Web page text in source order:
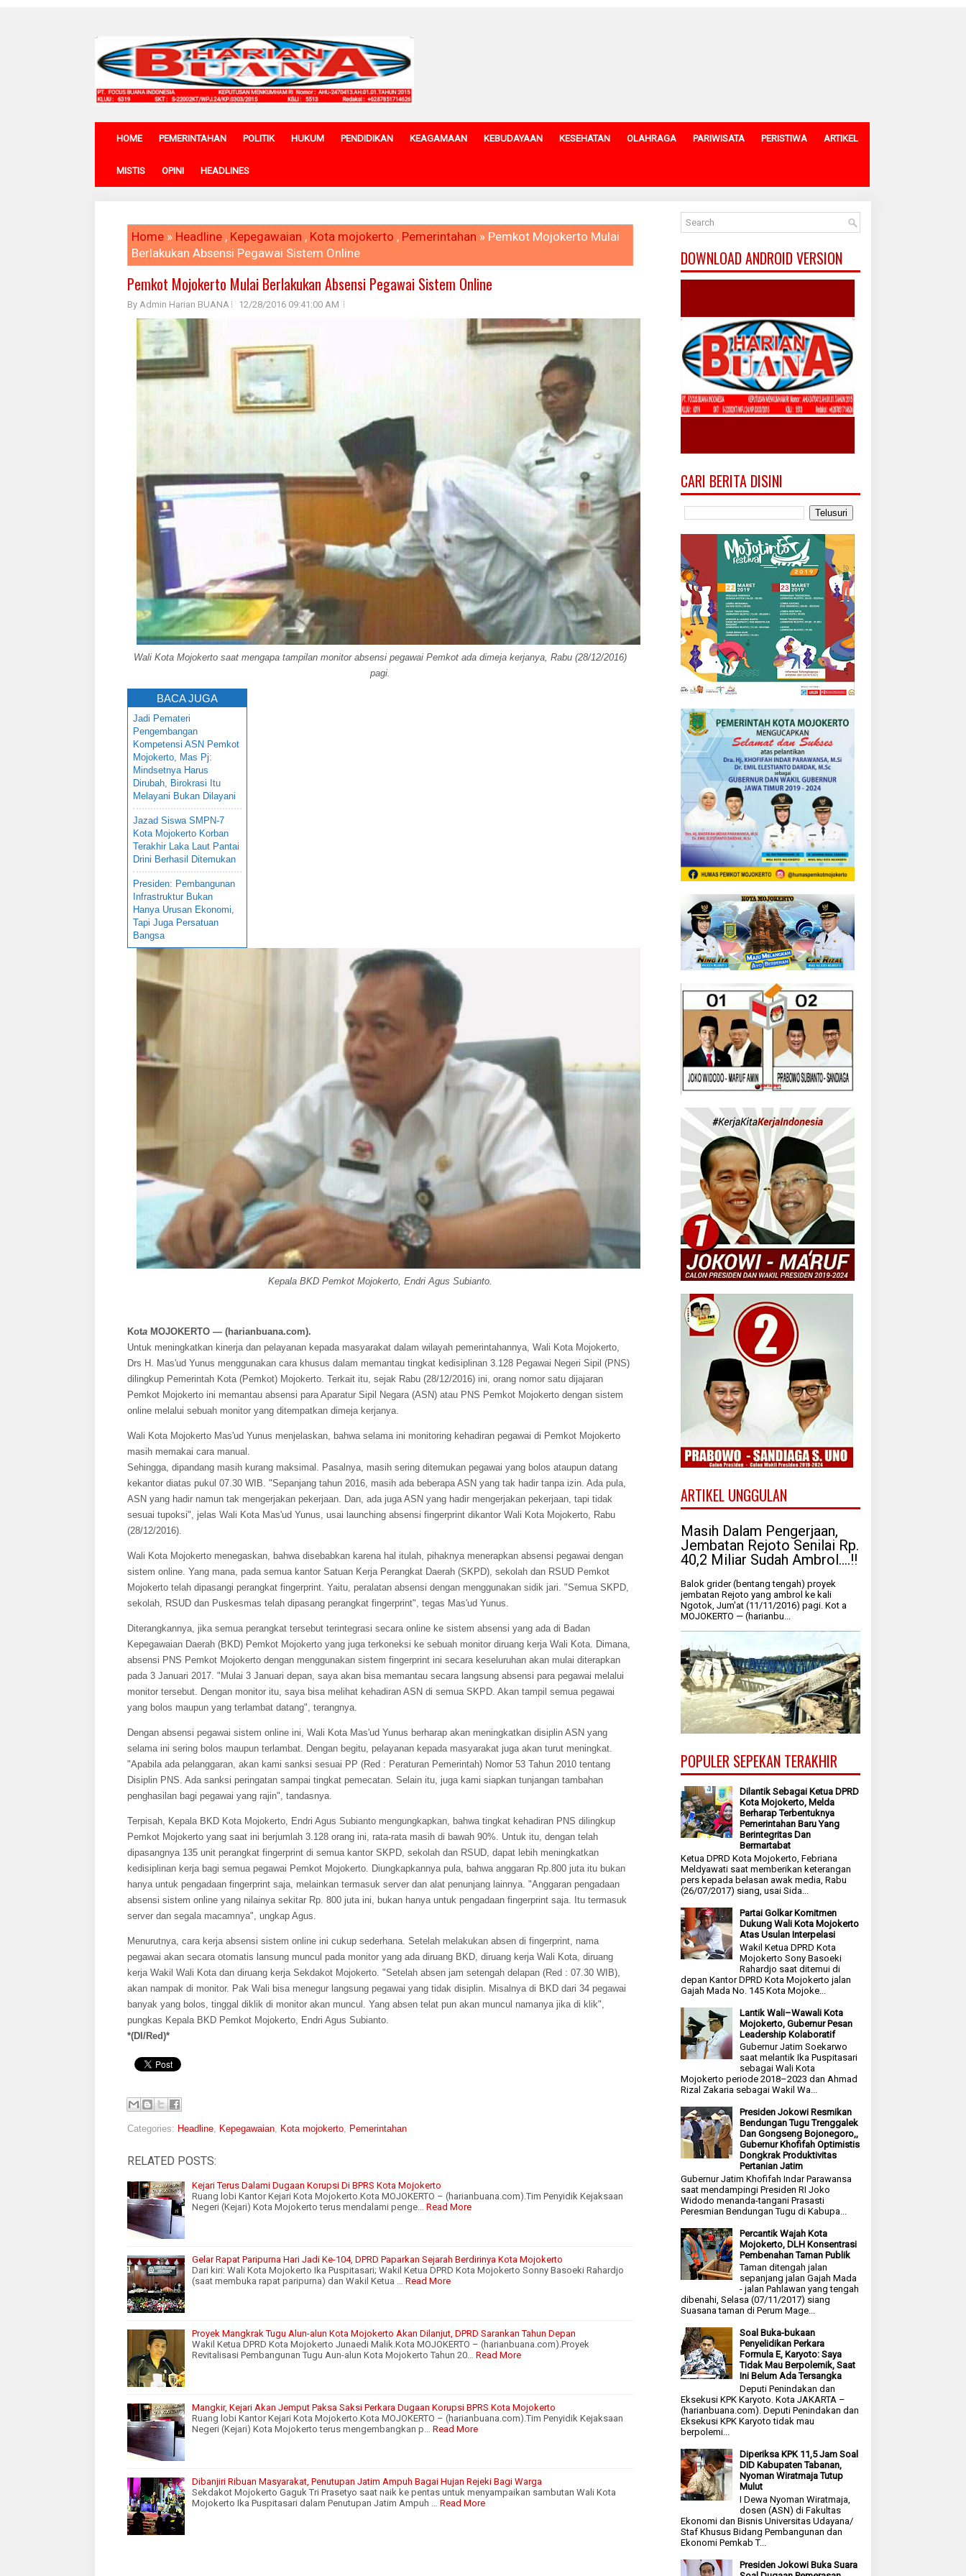
HOME PEMERINTAHAN POLITIK HUKUM PENDIDIKAN KEAGAMAAN KEBUDAYAAN KESEHATAN OLAHRAGA PARIWISATA PERISTIWA ARTIKEL
MISTIS OPINI HEADLINES
Home » Headline , Kepegawaian , Kota mojokerto , Pemerintahan » Pemkot Mojokerto Mulai
Berlakukan Absensi Pegawai Sistem Online
Pemkot Mojokerto Mulai Berlakukan Absensi Pegawai Sistem Online
By Admin Harian BUANA 12/28/2016 09:41:00 AM
Wali Kota Mojokerto saat mengapa tampilan monitor absensi pegawai Pemkot ada dimeja kerjanya, Rabu (28/12/2016)
pagi.
BACA JUGA
Jadi Pemateri
Pengembangan
Kompetensi ASN Pemkot
Mojokerto, Mas Pj:
Mindsetnya Harus
Dirubah, Birokrasi Itu
Melayani Bukan Dilayani
Jazad Siswa SMPN-7
Kota Mojokerto Korban
Terakhir Laka Laut Pantai
Drini Berhasil Ditemukan
Presiden: Pembangunan
Infrastruktur Bukan
Hanya Urusan Ekonomi,
Tapi Juga Persatuan
Bangsa
Kepala BKD Pemkot Mojokerto, Endri Agus Subianto.
Kota MOJOKERTO — (harianbuana.com).
Untuk meningkatkan kinerja dan pelayanan kepada masyarakat dalam wilayah pemerintahannya, Wali Kota Mojokerto,
Drs H. Mas'ud Yunus menggunakan cara khusus dalam memantau tingkat kedisiplinan 3.128 Pegawai Negeri Sipil (PNS)
dilingkup Pemerintah Kota (Pemkot) Mojokerto. Terkait itu, sejak Rabu (28/12/2016) ini, orang nomor satu dijajaran
Pemkot Mojokerto ini memantau absensi para Aparatur Sipil Negara (ASN) atau PNS Pemkot Mojokerto dengan sistem
online melalui sebuah monitor yang ditempatkan dimeja kerjanya.
Wali Kota Mojokerto Mas'ud Yunus menjelaskan, bahwa selama ini monitoring kehadiran pegawai di Pemkot Mojokerto
masih memakai cara manual.
Sehingga, dipandang masih kurang maksimal. Pasalnya, masih sering ditemukan pegawai yang bolos ataupun datang
kekantor diatas pukul 07.30 WIB. "Sepanjang tahun 2016, masih ada beberapa ASN yang tak hadir tanpa izin. Ada pula,
ASN yang hadir namun tak mengerjakan pekerjaan. Dan, ada juga ASN yang hadir mengerjakan pekerjaan, tapi tidak
sesuai tupoksi", jelas Wali Kota Mas'ud Yunus, usai launching absensi fingerprint dikantor Wali Kota Mojokerto, Rabu
(28/12/2016).
Wali Kota Mojokerto menegaskan, bahwa disebabkan karena hal itulah, pihaknya menerapkan absensi pegawai dengan
sistem online. Yang mana, pada semua kantor Satuan Kerja Perangkat Daerah (SKPD), sekolah dan RSUD Pemkot
Mojokerto telah dipasangi perangkat fingerprint. Yaitu, peralatan absensi dengan menggunakan sidik jari. "Semua SKPD,
sekolah, RSUD dan Puskesmas telah dipasang perangkat fingerprint", tegas Mas'ud Yunus.
Diterangkannya, jika semua perangkat tersebut terintegrasi secara online ke sistem absensi yang ada di Badan
Kepegawaian Daerah (BKD) Pemkot Mojokerto yang juga terkoneksi ke sebuah monitor diruang kerja Wali Kota. Dimana,
absensi PNS Pemkot Mojokerto dengan menggunakan sistem fingerprint ini secara keseluruhan akan mulai diterapkan
pada 3 Januari 2017. "Mulai 3 Januari depan, saya akan bisa memantau secara langsung absensi para pegawai melalui
monitor tersebut. Dengan monitor itu, saya bisa melihat kehadiran ASN di semua SKPD. Akan tampil semua pegawai
yang bolos maupun yang terlambat datang", terangnya.
Dengan absensi pegawai sistem online ini, Wali Kota Mas'ud Yunus berharap akan meningkatkan disiplin ASN yang
selama ini sering bolos maupun terlambat. Dengan begitu, pelayanan kepada masyarakat juga akan turut meningkat.
"Apabila ada pelanggaran, akan kami sanksi sesuai PP (Red : Peraturan Pemerintah) Nomor 53 Tahun 2010 tentang
Disiplin PNS. Ada sanksi peringatan sampai tingkat pemecatan. Selain itu, juga kami siapkan tunjangan tambahan
penghasilan bagi pegawai yang rajin", tandasnya.
Terpisah, Kepala BKD Kota Mojokerto, Endri Agus Subianto mengungkapkan, bahwa tingkat kehadiran PNS dilingkup
Pemkot Mojokerto yang saat ini berjumlah 3.128 orang ini, rata-rata masih di bawah 90%. Untuk itu, dengan telah
dipasangnya 135 unit perangkat fingerprint di semua kantor SKPD, sekolah dan RSUD, dapat lebih meningkatkan
kedisiplinan kerja bagi semua pegawai Pemkot Mojokerto. Diungkapkannya pula, bahwa anggaran Rp.800 juta itu bukan
hanya untuk pengadaan fingerprint saja, melainkan termasuk server dan alat penunjang lainnya. "Anggaran pengadaan
absensi sistem online yang nilainya sekitar Rp. 800 juta ini, bukan hanya untuk pengadaan fingerprint saja. Itu termasuk
server dan segala macamnya", ungkap Agus.
Menurutnya, cara kerja absensi sistem online ini cukup sederhana. Setelah melakukan absen di fingerprint, nama
pegawai akan secara otomatis lansung muncul pada monitor yang ada diruang BKD, diruang kerja Wali Kota, diruang
kerja Wakil Wali Kota dan diruang kerja Sekdakot Mojokerto. "Setelah absen jam setengah delapan (Red : 07.30 WIB),
akan nampak di monitor. Pak Wali bisa menegur langsung pegawai yang tidak disiplin. Misalnya di BKD dari 34 pegawai
banyak yang bolos, tinggal diklik di monitor akan muncul. Yang absen telat pun akan muncul namanya jika di klik",
pungkas Kepala BKD Pemkot Mojokerto, Endri Agus Subianto.
*(DI/Red)*
Categories: Headline Kepegawaian Kota mojokerto Pemerintahan
RELATED POSTS:
Kejari Terus Dalami Dugaan Korupsi Di BPRS Kota Mojokerto
Ruang lobi Kantor Kejari Kota Mojokerto.Kota MOJOKERTO – (harianbuana.com).Tim Penyidik Kejaksaan
Negeri (Kejari) Kota Mojokerto terus mendalami penge…
Read More
Gelar Rapat Paripurna Hari Jadi Ke-104, DPRD Paparkan Sejarah Berdirinya Kota Mojokerto
Dari kiri: Wali Kota Mojokerto Ika Puspitasari; Wakil Ketua DPRD Kota Mojokerto Sonny Basoeki Rahardjo
(saat membuka rapat paripurna) dan Wakil Ketua …
Read More
Proyek Mangkrak Tugu Alun-alun Kota Mojokerto Akan Dilanjut, DPRD Sarankan Tahun Depan
Wakil Ketua DPRD Kota Mojokerto Junaedi Malik.Kota MOJOKERTO – (harianbuana.com).Proyek
Revitalisasi Pembangunan Tugu Aun-alun Kota Mojokerto Tahun 20…
Read More
Mangkir, Kejari Akan Jemput Paksa Saksi Perkara Dugaan Korupsi BPRS Kota Mojokerto
Ruang lobi Kantor Kejari Kota Mojokerto.Kota MOJOKERTO – (harianbuana.com).Tim Penyidik Kejaksaan
Negeri (Kejari) Kota Mojokerto terus mengembangkan p…
Read More
Dibanjiri Ribuan Masyarakat, Penutupan Jatim Ampuh Bagai Hujan Rejeki Bagi Warga
Sekdakot Mojokerto Gaguk Tri Prasetyo saat naik ke pentas untuk menyampaikan sambutan Wali Kota
Mojokerto Ika Puspitasari dalam Penutupan Jatim Ampuh …
Read More
DOWNLOAD ANDROID VERSION
CARI BERITA DISINI
ARTIKEL UNGGULAN
Masih Dalam Pengerjaan,
Jembatan Rejoto Senilai Rp.
40,2 Miliar Sudah Ambrol....!!
Balok grider (bentang tengah) proyek
jembatan Rejoto yang ambrol ke kali
Ngotok, Jum'at (11/11/2016) pagi. Kot a
MOJOKERTO — (harianbu...
POPULER SEPEKAN TERAKHIR
Dilantik Sebagai Ketua DPRD
Kota Mojokerto, Melda
Berharap Terbentuknya
Pemerintahan Baru Yang
Berintegritas Dan
Bermartabat
Ketua DPRD Kota Mojokerto, Febriana
Meldyawati saat memberikan keterangan
pers kepada belasan awak media, Rabu
(26/07/2017) siang, usai Sida...
Partai Golkar Komitmen
Dukung Wali Kota Mojokerto
Atas Usulan Interpelasi
Wakil Ketua DPRD Kota
Mojokerto Sony Basoeki
Rahardjo saat ditemui di
depan Kantor DPRD Kota Mojokerto jalan
Gajah Mada No. 145 Kota Mojoke...
Lantik Wali–Wawali Kota
Mojokerto, Gubernur Pesan
Leadership Kolaboratif
Gubernur Jatim Soekarwo
saat melantik Ika Puspitasari
sebagai Wali Kota
Mojokerto periode 2018–2023 dan Ahmad
Rizal Zakaria sebagai Wakil Wa...
Presiden Jokowi Resmikan
Bendungan Tugu Trenggalek
Dan Gongseng Bojonegoro,,
Gubernur Khofifah Optimistis
Dongkrak Produktivitas
Pertanian Jatim
Gubernur Jatim Khofifah Indar Parawansa
saat mendampingi Presiden RI Joko
Widodo menanda-tangani Prasasti
Peresmian Bendungan Tugu di Kabupa...
Percantik Wajah Kota
Mojokerto, DLH Konsentrasi
Pembenahan Taman Publik
Taman ditengah jalan
sepanjang jalan Gajah Mada
- jalan Pahlawan yang tengah
dibenahi, Selasa (07/11/2017) siang
Suasana taman di Perum Mage...
Soal Buka-bukaan
Penyelidikan Perkara
Formula E, Karyoto: Saya
Tidak Mau Berpolemik, Saat
Ini Belum Ada Tersangka
Deputi Penindakan dan
Eksekusi KPK Karyoto. Kota JAKARTA –
(harianbuana.com). Deputi Penindakan dan
Eksekusi KPK Karyoto tidak mau
berpolemi...
Diperiksa KPK 11,5 Jam Soal
DID Kabupaten Tabanan,
Nyoman Wiratmaja Tutup
Mulut
I Dewa Nyoman Wiratmaja,
dosen (ASN) di Fakultas
Ekonomi dan Bisnis Universitas Udayana/
Staf Khusus Bidang Pembangunan dan
Ekonomi Pemkab T...
Presiden Jokowi Buka Suara